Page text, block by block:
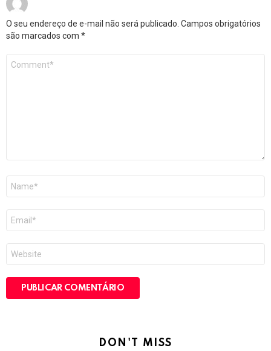
O seu endereço de e-mail não será publicado. Campos obrigatórios
são marcados com *
mail
*
DON'T MISS